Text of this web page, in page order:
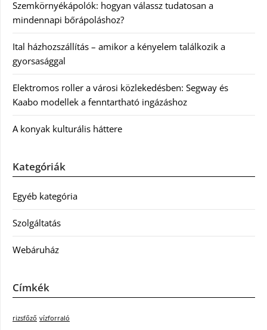
Szemkörnyékápolók: hogyan válassz tudatosan a
mindennapi bőrápoláshoz?
Ital házhozszállítás – amikor a kényelem találkozik a
gyorsasággal
Elektromos roller a városi közlekedésben: Segway és
Kaabo modellek a fenntartható ingázáshoz
A konyak kulturális háttere
Kategóriák
Egyéb kategória
Szolgáltatás
Webáruház
Címkék
rizsfőző vízforraló